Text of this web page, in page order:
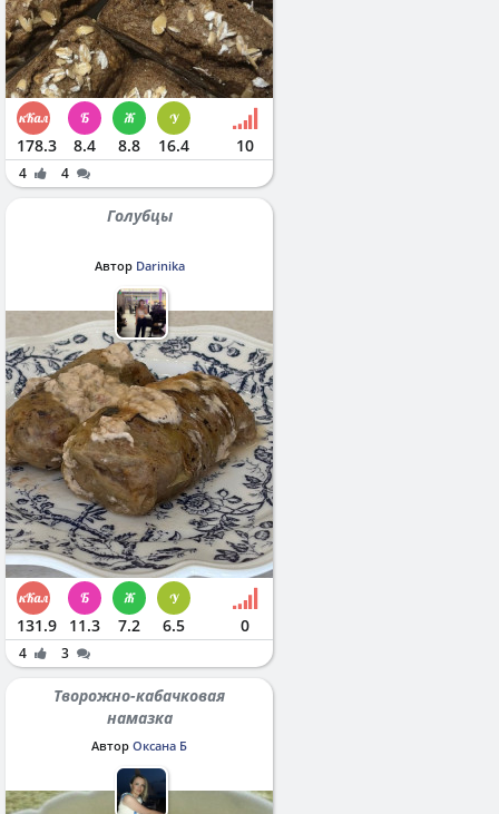
178.3 8.4 8.8 16.4 10
4 4
Голубцы
Автор Darinika
131.9 11.3 7.2 6.5 0
4 3
Творожно-кабачковая
намазка
Автор Оксана Б